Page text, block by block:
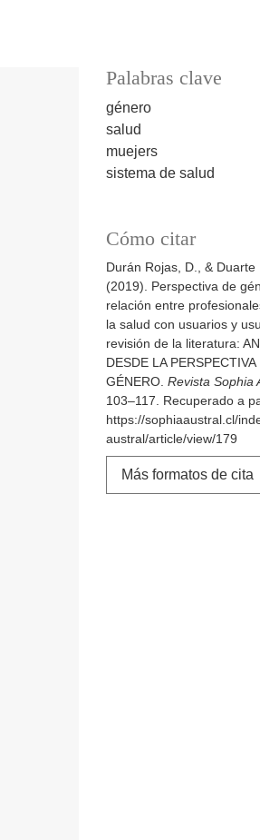
Palabras clave
género
salud
muejers
sistema de salud
Cómo citar
Durán Rojas, D., & Duarte
(2019). Perspectiva de
relación entre
la salud con usuarios y
revisión de la literatura:
DESDE LA PERSPECTIVA
GÉNERO. Revista Sophia
103–117. Recuperado a
https://sophiaaustral.cl/
austral/article/view/179
Más formatos de cita